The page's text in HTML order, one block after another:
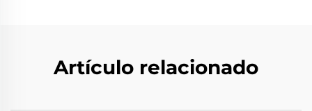
Artículo relacionado